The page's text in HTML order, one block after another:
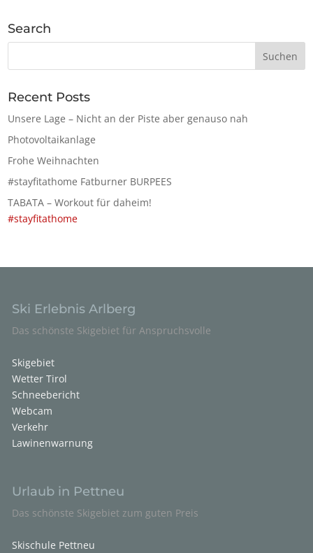
Search
Recent Posts
Unsere Lage – Nicht an der Piste aber genauso nah
Photovoltaikanlage
Frohe Weihnachten
#stayfitathome Fatburner BURPEES
TABATA – Workout für daheim!
#stayfitathome
Ski Erlebnis Arlberg
Das schönste Skigebiet für Anspruchsvolle
Skigebiet
Wetter Tirol
Schneebericht
Webcam
Verkehr
Lawinenwarnung
Urlaub in Pettneu
Das schönste Skigebiet zum guten Preis
Skischule Pettneu